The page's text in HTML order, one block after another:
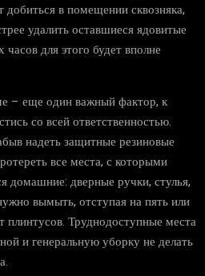
добиться в помещении сквозняка,
удалить оставшиеся ядовитые
для этого будет вполне
– еще один важный фактор, к
со всей ответственностью.
надеть защитные резиновые
все места, с которыми
домашние: дверные ручки, стулья,
вымыть, отступая на пять или
плинтусов. Труднодоступные места
и генеральную уборку не делать